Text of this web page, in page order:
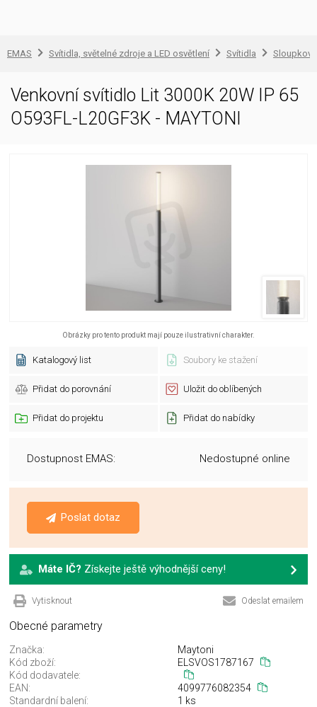
EMAS Svítidla, světelné zdroje a LED osvětlení Svítidla
Venkovní svítidlo Lit 3000K 20W IP 65
O593FL-L20GF3K - MAYTONI
Obrázky pro tento produkt mají pouze ilustrativní charakter.
Katalogový list Soubory ke stažení
Přidat do porovnání Uložit do oblíbených
Přidat do projektu Přidat do nabídky
Dostupnost EMAS: Nedostupné online
Poslat dotaz
Máte IČ? Získejte ještě výhodnější ceny!
Vytisknout Odeslat emailem
Obecné parametry
Značka:
Maytoni
Kód zboží:
ELSVOS1787167
Kód dodavatele:
EAN:
4099776082354
Standardní balení:
1 ks